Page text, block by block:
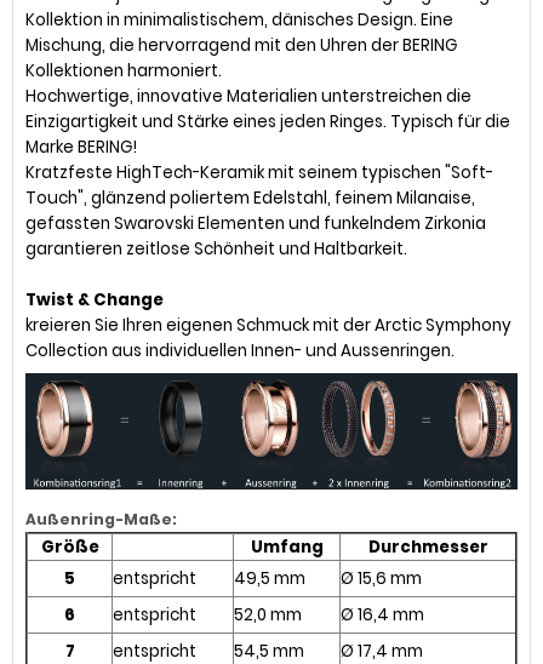
Kollektion in minimalistischem, dänisches Design. Eine
Mischung, die hervorragend mit den Uhren der BERING
Kollektionen harmoniert.
Hochwertige, innovative Materialien unterstreichen die
Einzigartigkeit und Stärke eines jeden Ringes. Typisch für die
Marke BERING!
Kratzfeste HighTech-Keramik mit seinem typischen "Soft-
Touch", glänzend poliertem Edelstahl, feinem Milanaise,
gefassten Swarovski Elementen und funkelndem Zirkonia
garantieren zeitlose Schönheit und Haltbarkeit.
Twist & Change
kreieren Sie Ihren eigenen Schmuck mit der Arctic Symphony
Collection aus individuellen Innen- und Aussenringen.
Außenring-Maße:
Größe Umfang
Durchmesser
5
entspricht 49,5 mm
Ø 15,6 mm
6
entspricht 52,0 mm
Ø 16,4 mm
7
entspricht 54,5 mm
Ø 17,4 mm